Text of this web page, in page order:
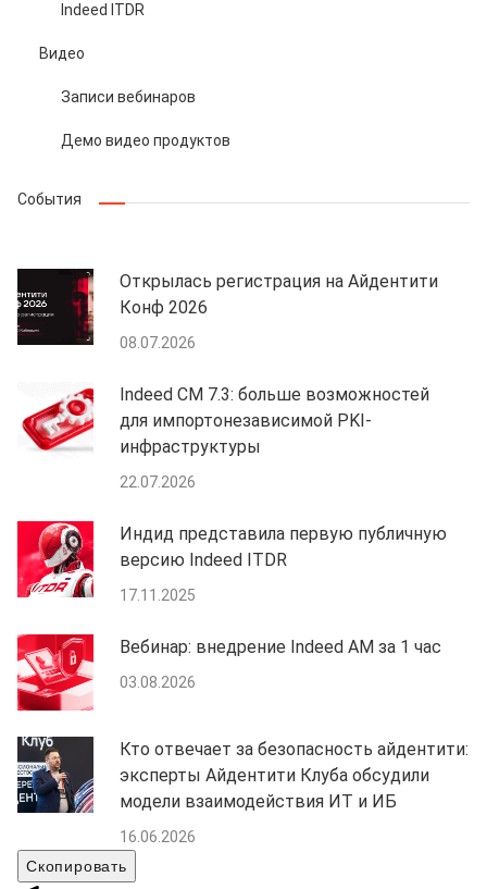
Indeed ITDR
Видео
Записи вебинаров
Демо видео продуктов
События
Открылась регистрация на Айдентити
Конф 2026
08.07.2026
Indeed CM 7.3: больше возможностей
для импортонезависимой PKI-
инфраструктуры
22.07.2026
Индид представила первую публичную
версию Indeed ITDR
17.11.2025
Вебинар: внедрение Indeed AM за 1 час
03.08.2026
Кто отвечает за безопасность айдентити:
эксперты Айдентити Клуба обсудили
модели взаимодействия ИТ и ИБ
16.06.2026
Скопировать